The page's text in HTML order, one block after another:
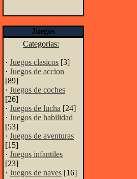
Juegos
Categorias:
· Juegos clasicos [3]
· Juegos de accion
[89]
· Juegos de coches
[26]
· Juegos de lucha [24]
· Juegos de habilidad
[53]
· Juegos de aventuras
[15]
· Juegos infantiles
[23]
· Juegos de naves [16]